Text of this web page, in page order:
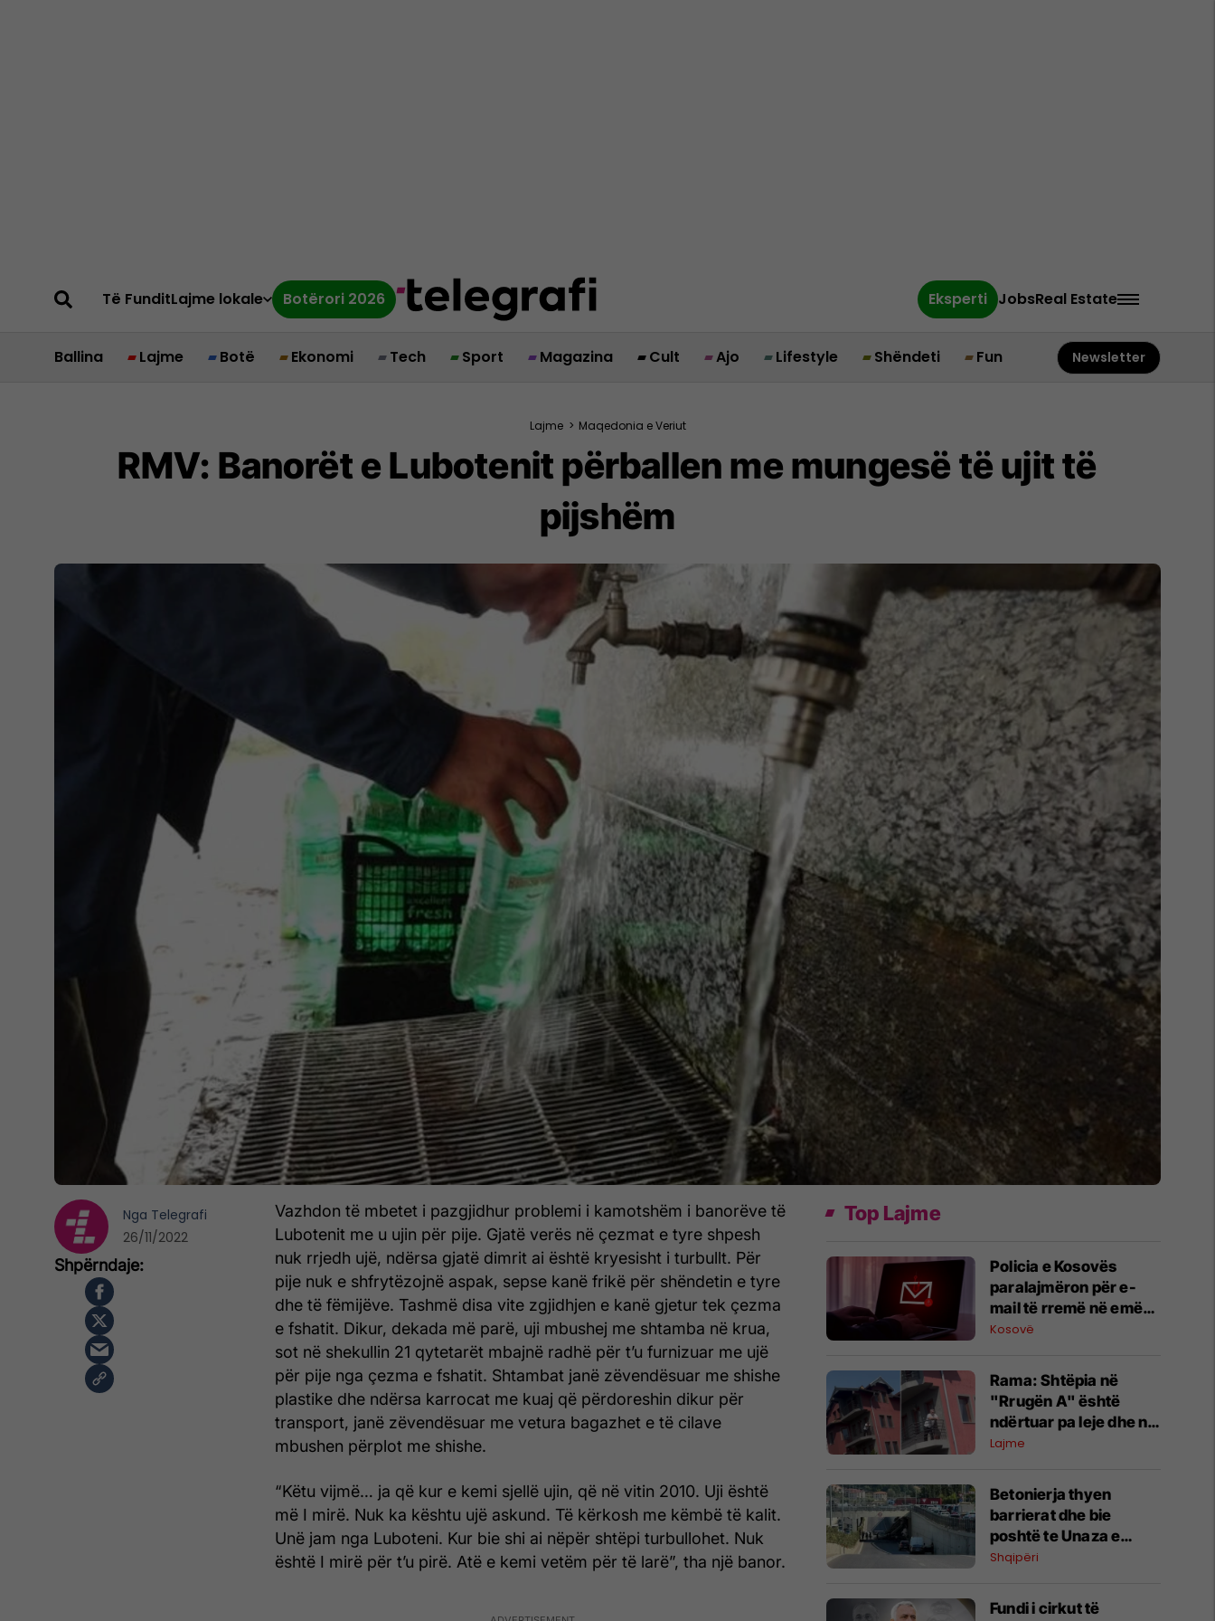
Të FunditLajme lokale Botërori 2026 Eksperti JobsReal Estate
Ballina Lajme Botë Ekonomi Tech Sport Magazina Cult Ajo Lifestyle Shëndeti Fun Newsletter
Lajme > Maqedonia e Veriut
RMV: Banorët e Lubotenit përballen me mungesë të ujit të
pijshëm
Vazhdon të mbetet i pazgjidhur problemi i kamotshëm i banorëve të
Lubotenit me u ujin për pije. Gjatë verës në çezmat e tyre shpesh
nuk rrjedh ujë, ndërsa gjatë dimrit ai është kryesisht i turbullt. Për
pije nuk e shfrytëzojnë aspak, sepse kanë frikë për shëndetin e tyre
dhe të fëmijëve. Tashmë disa vite zgjidhjen e kanë gjetur tek çezma
e fshatit. Dikur, dekada më parë, uji mbushej me shtamba në krua,
sot në shekullin 21 qytetarët mbajnë radhë për t’u furnizuar me ujë
për pije nga çezma e fshatit. Shtambat janë zëvendësuar me shishe
plastike dhe ndërsa karrocat me kuaj që përdoreshin dikur për
transport, janë zëvendësuar me vetura bagazhet e të cilave
mbushen përplot me shishe.
“Këtu vijmë… ja që kur e kemi sjellë ujin, që në vitin 2010. Uji është
më I mirë. Nuk ka kështu ujë askund. Të kërkosh me këmbë të kalit.
Unë jam nga Luboteni. Kur bie shi ai nëpër shtëpi turbullohet. Nuk
është I mirë për t’u pirë. Atë e kemi vetëm për të larë”, tha një banor.
Nga Telegrafi
26/11/2022
Top Lajme
Policia e Kosovës
paralajmëron për e-
mail të rremë në emër
të drejtorit të
Kosovë
Rama: Shtëpia në
"Rrugën A" është
ndërtuar pa leje dhe në
pronë komunale
Lajme
Betonierja thyen
barrierat dhe bie
poshtë te Unaza e
Madhe në Tiranë,
Shqipëri
Fundi i cirkut të